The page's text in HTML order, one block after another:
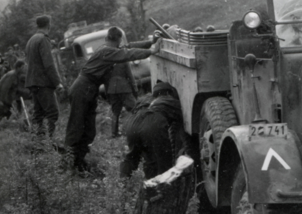
Szinérváralja
kiserőd.
1940 · Sárköz
Sztáray kastély.